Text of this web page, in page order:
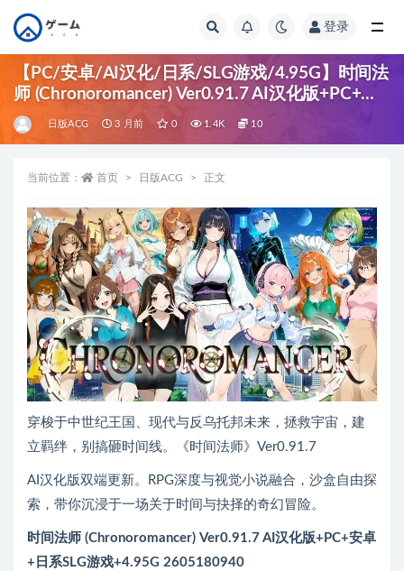
登录
【PC/安卓/AI汉化/日系/SLG游戏/4.95G】时间法
师 (Chronoromancer) Ver0.91.7 AI汉化版+PC+安
卓+日系SLG游戏+4.95G
日版ACG 3 月前 0 1.4K 10
当前位置： 首页 日版ACG 正文
穿梭于中世纪王国、现代与反乌托邦未来，拯救宇宙，建
立羁绊，别搞砸时间线。《时间法师》Ver0.91.7
AI汉化版双端更新。RPG深度与视觉小说融合，沙盒自由探
索，带你沉浸于一场关于时间与抉择的奇幻冒险。
时间法师 (Chronoromancer) Ver0.91.7 AI汉化版+PC+安卓
+日系SLG游戏+4.95G 2605180940